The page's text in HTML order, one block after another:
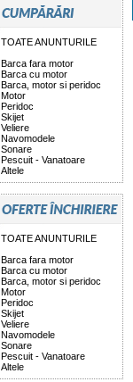
TOATE ANUNTURILE
Barca fara motor
Barca cu motor
Barca, motor si peridoc
Motor
Peridoc
Skijet
Veliere
Navomodele
Sonare
Pescuit - Vanatoare
Altele
TOATE ANUNTURILE
Barca fara motor
Barca cu motor
Barca, motor si peridoc
Motor
Peridoc
Skijet
Veliere
Navomodele
Sonare
Pescuit - Vanatoare
Altele